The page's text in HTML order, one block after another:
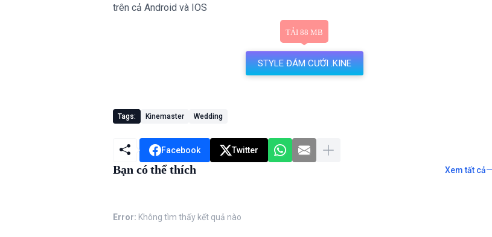
trên cả Android và IOS
STYLE ĐÁM CƯỚI .KINE
Tags: Kinemaster Wedding
Facebook Twitter
Bạn có thể thích Xem tất cả
Error: Không tìm thấy kết quả nào